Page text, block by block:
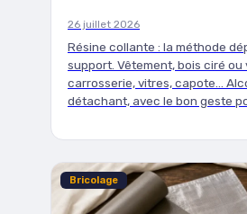
26 juillet 2026
Résine collante : la méthode
support. Vêtement, bois ciré ou
carrosserie, vitres, capote…
détachant, avec le bon geste
Bricolage